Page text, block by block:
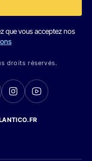
que vous acceptez nos
droits réservés.